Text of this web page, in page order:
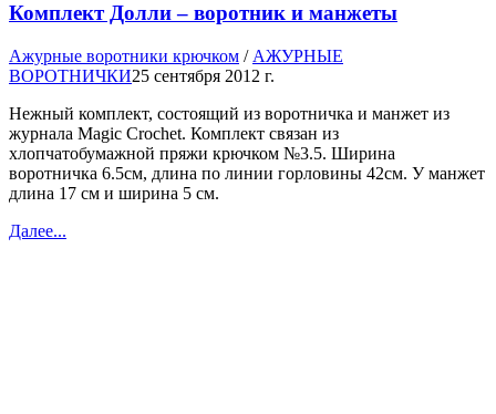
Комплект Долли – воротник и манжеты
Ажурные воротники крючком / АЖУРНЫЕ
ВОРОТНИЧКИ25 сентября 2012 г.
Нежный комплект, состоящий из воротничка и манжет из
журнала Magic Crochet. Комплект связан из
хлопчатобумажной пряжи крючком №3.5. Ширина
воротничка 6.5см, длина по линии горловины 42см. У манжет
длина 17 см и ширина 5 см.
Далее...